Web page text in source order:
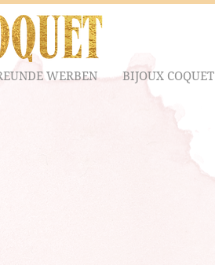
WERBEN BIJOUX COQUET